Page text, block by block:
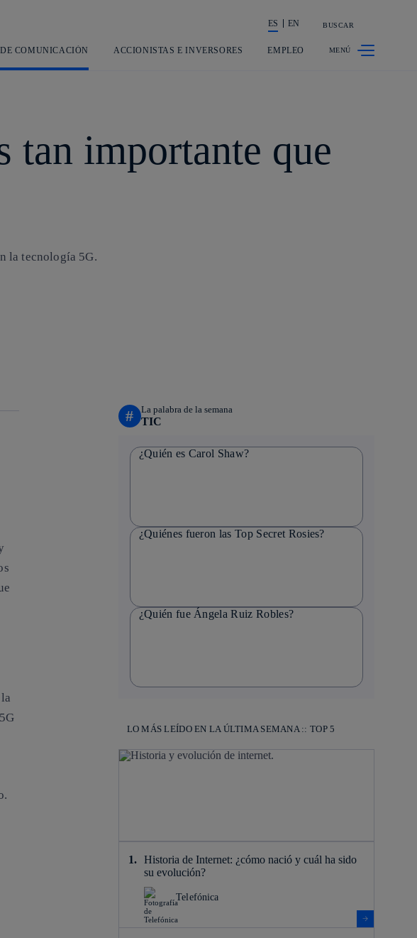
La acción en accionistas e inversores
ES EN BUSCAR
COMUNICACIÓN ACCIONISTAS E INVERSORES EMPLEO
tan importante que
la tecnología 5G.
# La palabra de la semana
TIC
¿Quién es Carol Shaw?
¿Quiénes fueron las Top Secret Rosies?
¿Quién fue Ángela Ruiz Robles?
LO MÁS LEÍDO EN LA ÚLTIMA SEMANA :: TOP 5
Historia de Internet: ¿cómo nació y cuál ha sido
su evolución?
Telefónica